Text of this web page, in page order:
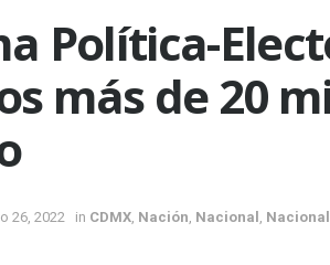
Política-
más de 20
26, 2022 in CDMX Nación Nacional